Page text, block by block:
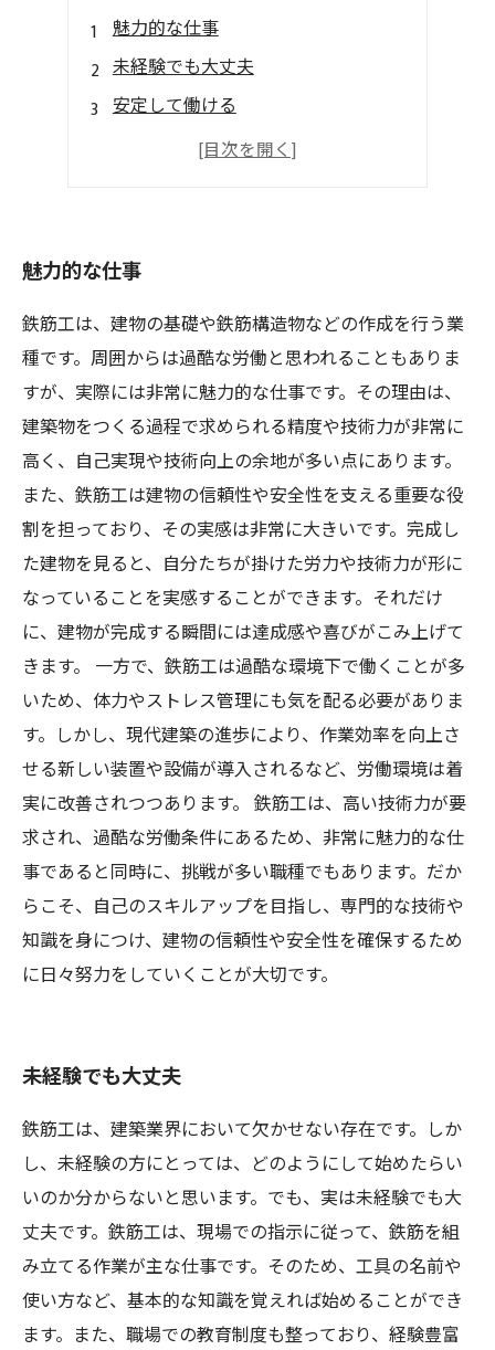
魅力的な仕事
未経験でも大丈夫
安定して働ける
やりがいがある
魅力的な仕事
鉄筋工は、建物の基礎や鉄筋構造物などの作成を行う業
種です。周囲からは過酷な労働と思われることもありま
すが、実際には非常に魅力的な仕事です。その理由は、
建築物をつくる過程で求められる精度や技術力が非常に
高く、自己実現や技術向上の余地が多い点にあります。
また、鉄筋工は建物の信頼性や安全性を支える重要な役
割を担っており、その実感は非常に大きいです。完成し
た建物を見ると、自分たちが掛けた労力や技術力が形に
なっていることを実感することができます。それだけ
に、建物が完成する瞬間には達成感や喜びがこみ上げて
きます。 一方で、鉄筋工は過酷な環境下で働くことが多
いため、体力やストレス管理にも気を配る必要がありま
す。しかし、現代建築の進歩により、作業効率を向上さ
せる新しい装置や設備が導入されるなど、労働環境は着
実に改善されつつあります。 鉄筋工は、高い技術力が要
求され、過酷な労働条件にあるため、非常に魅力的な仕
事であると同時に、挑戦が多い職種でもあります。だか
らこそ、自己のスキルアップを目指し、専門的な技術や
知識を身につけ、建物の信頼性や安全性を確保するため
に日々努力をしていくことが大切です。
未経験でも大丈夫
鉄筋工は、建築業界において欠かせない存在です。しか
し、未経験の方にとっては、どのようにして始めたらい
いのか分からないと思います。でも、実は未経験でも大
丈夫です。鉄筋工は、現場での指示に従って、鉄筋を組
み立てる作業が主な仕事です。そのため、工具の名前や
使い方など、基本的な知識を覚えれば始めることができ
ます。また、職場での教育制度も整っており、経験豊富